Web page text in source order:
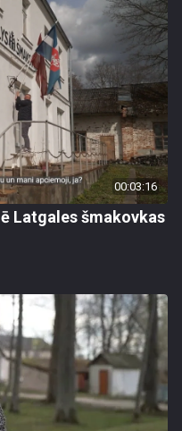
00:03:16
Latgales šmakovkas